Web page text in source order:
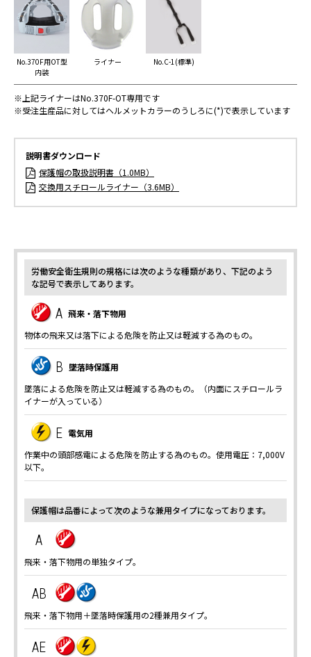
No.370F用OT型
内装
ライナー No.C-1(標準)
※上記ライナーはNo.370F-OT専用です
※受注生産品に対してはヘルメットカラーのうしろに(*)で表示しています
説明書ダウンロード
保護帽の取扱説明書（1.0MB）
交換用スチロールライナー（3.6MB）
労働安全衛生規則の規格には次のような種類があり、下記のよう
な記号で表示してあります。
A 飛来・落下物用
物体の飛来又は落下による危険を防止又は軽減する為のもの。
B 墜落時保護用
墜落による危険を防止又は軽減する為のもの。（内面にスチロールラ
イナーが入っている）
E 電気用
作業中の頭部感電による危険を防止する為のもの。使用電圧：7,000V
以下。
保護帽は品番によって次のような兼用タイプになっております。
A
飛来・落下物用の単独タイプ。
AB
飛来・落下物用＋墜落時保護用の2種兼用タイプ。
AE